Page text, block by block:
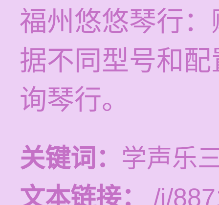
福州悠悠琴行
据不同型号和
询琴行。
关键词： 学声乐
文本链接：
/i/